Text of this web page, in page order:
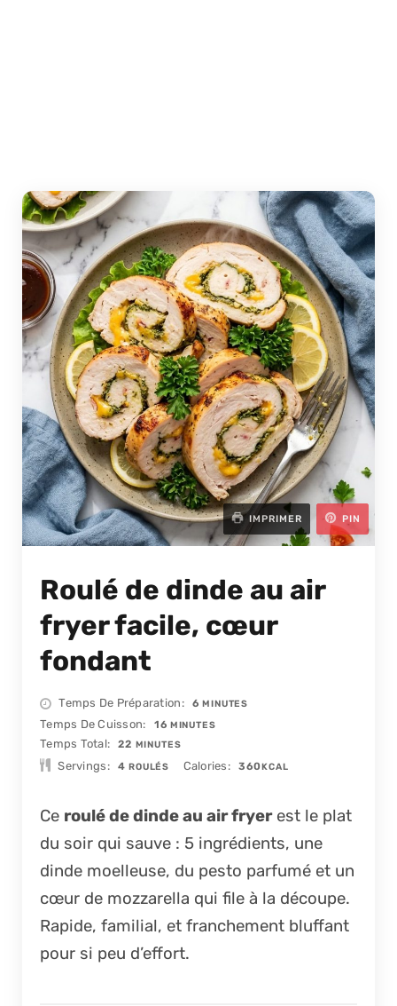
IMPRIMER PIN
Roulé de dinde au air
fryer facile, cœur
fondant
Temps De Préparation 6MINUTES
MINUTES
Temps De Cuisson 16MINUTES
MINUTES
Temps Total 22 MINUTES
MINUTES
Servings 4 ROULÉS Calories 360KCAL
Ce roulé de dinde au air fryerest le plat
du soir qui sauve : 5 ingrédients, une
dinde moelleuse, du pesto parfumé et un
cœur de mozzarella qui file à la découpe.
Rapide, familial, et franchement bluffant
pour si peu d’effort.